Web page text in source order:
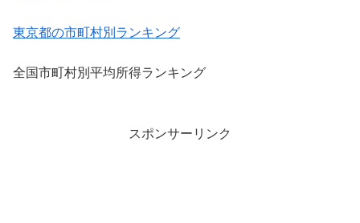
東京都の市町村別ランキング
全国市町村別平均所得ランキング
スポンサーリンク